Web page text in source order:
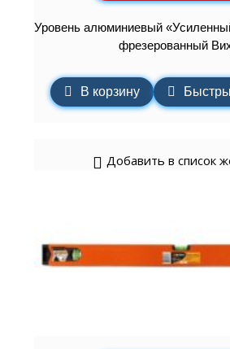
Уровень алюминиевый
фрезерованный
В корзину
Добавить в список